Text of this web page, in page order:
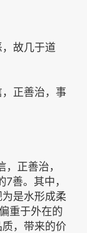
故几于道
正善治，事
正善治，
善。其中，
是水形成柔
重于外在的
，带来的价